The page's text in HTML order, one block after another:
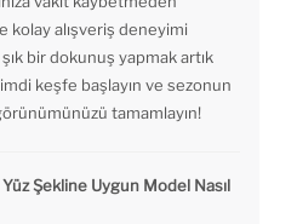
kolay alışveriş deneyimi
bir dokunuş yapmak artık
keşfe başlayın ve sezonun
tamamlayın!
Şekline Uygun Model Nasıl